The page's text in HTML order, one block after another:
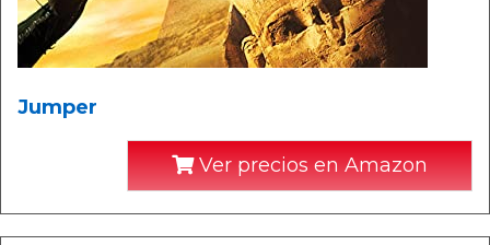
Jumper
Ver precios en Amazon